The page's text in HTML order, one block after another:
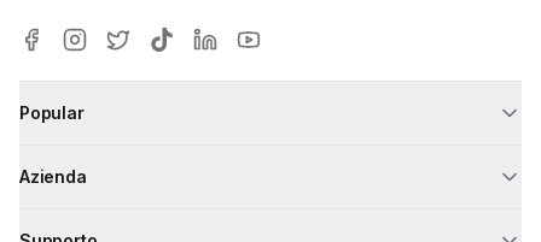
Popular
Azienda